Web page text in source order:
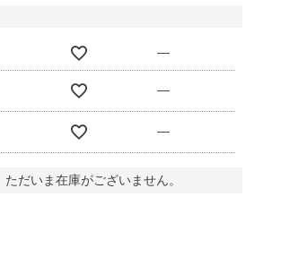
—
—
—
だいま在庫がございません。